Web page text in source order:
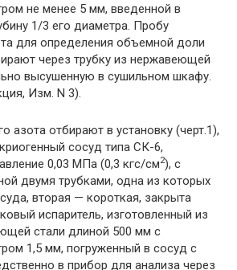
не менее 5 мм, введенной в
1/3 его диаметра. Пробу
для определения объемной доли
через трубку из нержавеющей
высушенную в сушильном шкафу.
Изм. N 3).
азота отбирают в установку (черт.1),
сосуд типа СК-6,
0,03 МПа (0,3 кгс/см2), с
двумя трубками, одна из которых
вторая — короткая, закрыта
испаритель, изготовленный из
стали длиной 500 мм с
1,5 мм, погруженный в сосуд с
в прибор для анализа через